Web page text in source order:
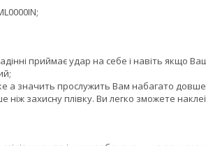
приймає удар на себе і навіть якщо
а значить прослужить Вам набагато довше
захисну плівку. Ви легко зможете